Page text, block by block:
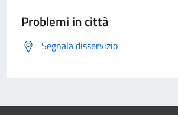
Problemi in città
Segnala disservizio